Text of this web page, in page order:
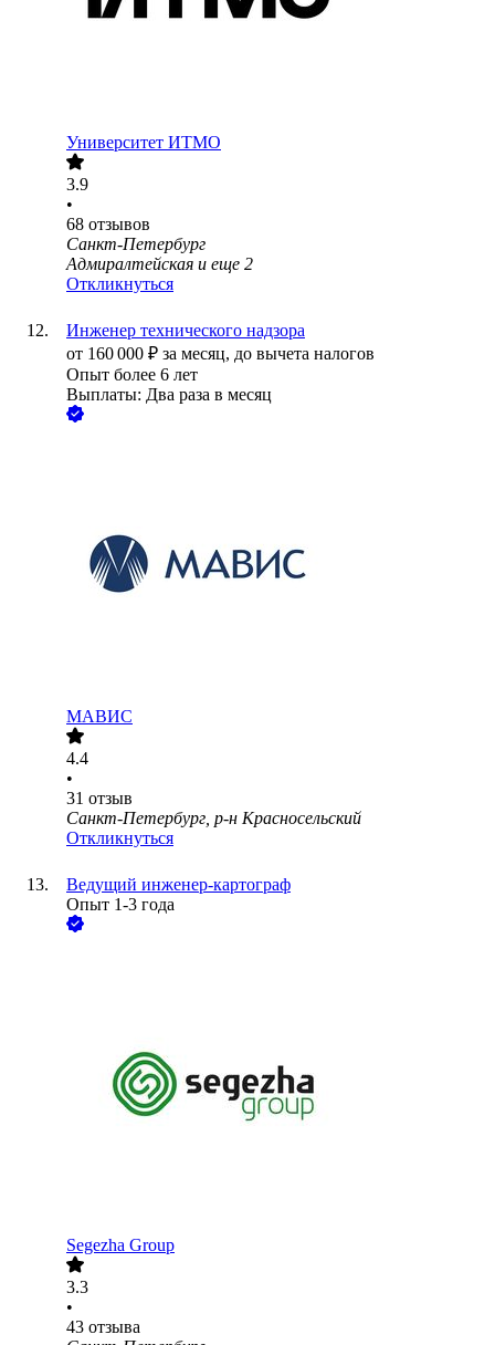
Университет ИТМО
3.9
•
68 отзывов
Санкт-Петербург
Адмиралтейская и еще 2
Откликнуться
Инженер технического надзора
от 160 000 ₽ за месяц, до вычета налогов
Опыт более 6 лет
Выплаты: Два раза в месяц
МАВИС
4.4
•
31 отзыв
Санкт-Петербург, р-н Красносельский
Откликнуться
Ведущий инженер-картограф
Опыт 1-3 года
Segezha Group
3.3
•
43 отзыва